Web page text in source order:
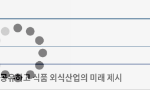
유하고 식품 외식산업의 미래 제시